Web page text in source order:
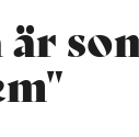
är